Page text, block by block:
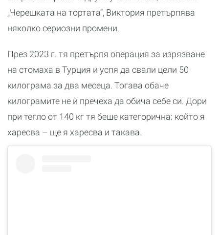
„Черешката на тортата“, Виктория претърпява
няколко сериозни промени.
През 2023 г. тя претърпя операция за изрязване
на стомаха в Турция и успя да свали цели 50
килограма за два месеца. Тогава обаче
килограмите не ѝ пречеха да обича себе си. Дори
при тегло от 140 кг тя беше категорична: който я
харесва – ще я харесва и такава.